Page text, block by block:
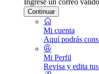
Continuar
Mi cuenta
Aquí podrás
Mi Perfil
Revisa y edita